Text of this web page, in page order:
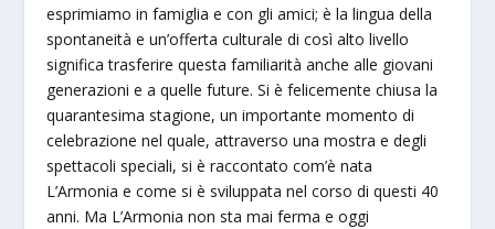
esprimiamo in famiglia e con gli amici; è la lingua della
spontaneità e un’offerta culturale di così alto livello
significa trasferire questa familiarità anche alle giovani
generazioni e a quelle future. Si è felicemente chiusa la
quarantesima stagione, un importante momento di
celebrazione nel quale, attraverso una mostra e degli
spettacoli speciali, si è raccontato com’è nata
L’Armonia e come si è sviluppata nel corso di questi 40
anni. Ma L’Armonia non sta mai ferma e oggi